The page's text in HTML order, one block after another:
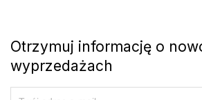
Otrzymuj informację o
wyprzedażach